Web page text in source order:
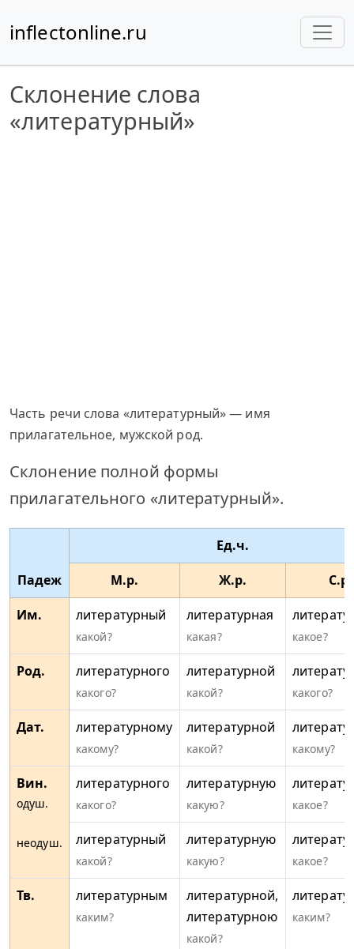
inflectonline.ru
Склонение слова
«литературный»
Часть речи слова «литературный» — имя
прилагательное, мужской род.
Склонение полной формы
прилагательного «литературный».
Падеж
Ед.ч.
М.р.
Ж.р.
С.р.
Им.
литературный
какой?
литературная
какая? какое?
Род. литературного
какого?
литературной
какой? какого?
Дат. литературному
какому?
литературной
какой? какому?
Вин.
одуш.
неодуш.
литературного
какого?
литературную
какую? какое?
литературный
какой?
литературную
какую? какое?
Тв. литературным
каким?
литературной,
литературною
какой?
каким?